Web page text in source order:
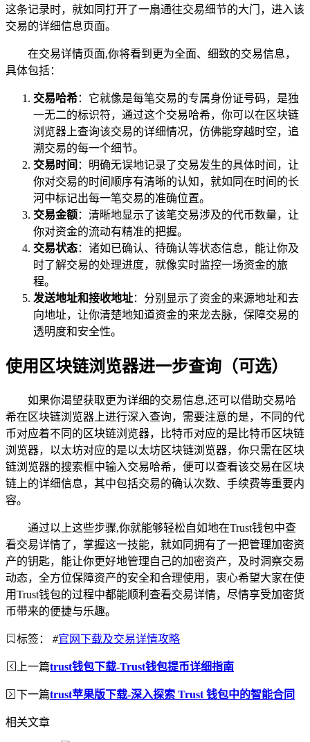
这条记录时，就如同打开了一扇通往交易细节的大门，进入该
交易的详细信息页面。
在交易详情页面,你将看到更为全面、细致的交易信息，
具体包括：
交易哈希：它就像是每笔交易的专属身份证号码，是独
一无二的标识符，通过这个交易哈希，你可以在区块链
浏览器上查询该交易的详细情况，仿佛能穿越时空，追
溯交易的每一个细节。
交易时间 ：明确无误地记录了交易发生的具体时间，让
你对交易的时间顺序有清晰的认知，就如同在时间的长
河中标记出每一笔交易的准确位置。
交易金额：清晰地显示了该笔交易涉及的代币数量，让
你对资金的流动有精准的把握。
交易状态：诸如已确认、待确认等状态信息，能让你及
时了解交易的处理进度，就像实时监控一场资金的旅
程。
发送地址和接收地址：分别显示了资金的来源地址和去
向地址，让你清楚地知道资金的来龙去脉，保障交易的
透明度和安全性。
使用区块链浏览器进一步查询（可选）
如果你渴望获取更为详细的交易信息,还可以借助交易哈
希在区块链浏览器上进行深入查询，需要注意的是，不同的代
币对应着不同的区块链浏览器，比特币对应的是比特币区块链
浏览器，以太坊对应的是以太坊区块链浏览器，你只需在区块
链浏览器的搜索框中输入交易哈希，便可以查看该交易在区块
链上的详细信息，其中包括交易的确认次数、手续费等重要内
容。
通过以上这些步骤,你就能够轻松自如地在Trust钱包中查
看交易详情了，掌握这一技能，就如同拥有了一把管理加密资
产的钥匙，能让你更好地管理自己的加密资产，及时洞察交易
动态，全方位保障资产的安全和合理使用，衷心希望大家在使
用Trust钱包的过程中都能顺利查看交易详情，尽情享受加密货
币带来的便捷与乐趣。
标签： #官网下载及交易详情攻略
上一篇trust钱包下载-Trust钱包提币详细指南
下一篇trust苹果版下载-深入探索 Trust 钱包中的智能合同
相关文章